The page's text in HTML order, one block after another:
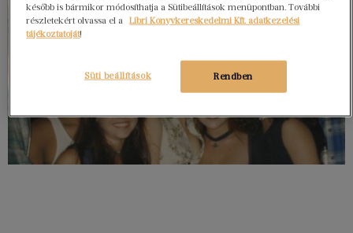
később is bármikor módosíthatja a Sütibeállítások menüpontban. További
részletekért olvassa el a
Libri Könyvkereskedelmi Kft. adatkezelési
tájékoztatóját!
Rendben
Süti beállítások